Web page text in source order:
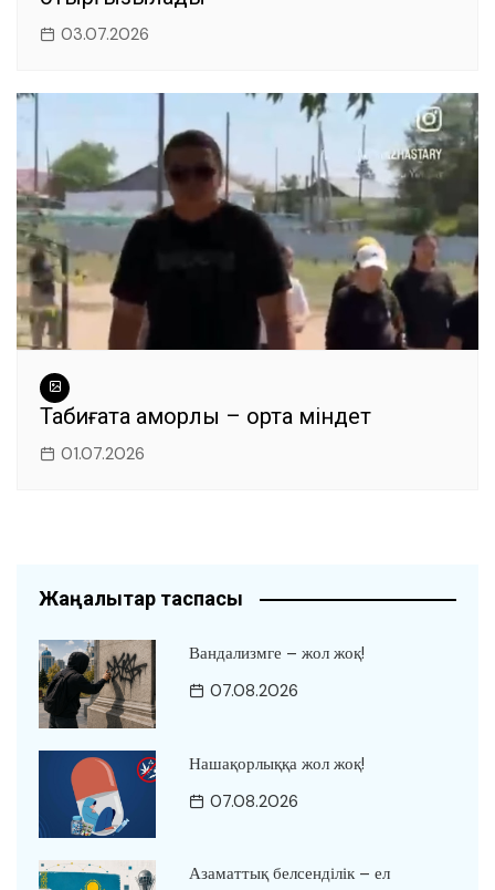
03.07.2026
Табиғатқа қамқорлық – ортақ міндет
01.07.2026
Жаңалықтар таспасы
Вандализмге – жол жоқ!
07.08.2026
Нашақорлыққа жол жоқ!
07.08.2026
Азаматтық белсенділік – ел